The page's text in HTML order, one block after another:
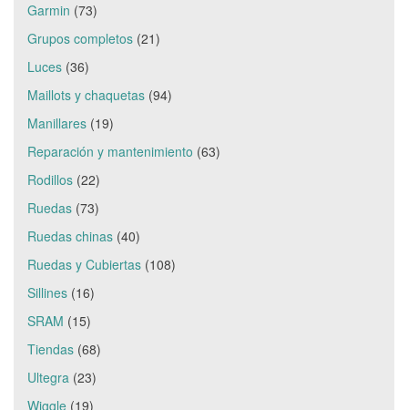
Garmin (73)
Grupos completos (21)
Luces (36)
Maillots y chaquetas (94)
Manillares (19)
Reparación y mantenimiento (63)
Rodillos (22)
Ruedas (73)
Ruedas chinas (40)
Ruedas y Cubiertas (108)
Sillines (16)
SRAM (15)
Tiendas (68)
Ultegra (23)
Wiggle (19)